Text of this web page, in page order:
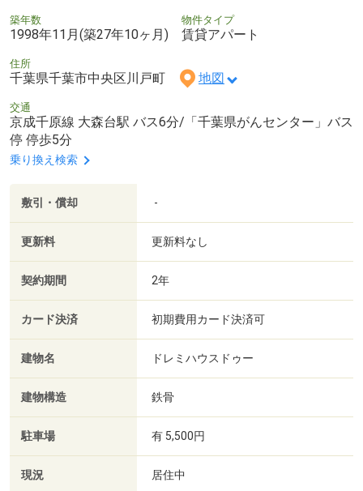
築年数
1998年11月(築27年10ヶ月)
物件タイプ
賃貸アパート
住所
千葉県千葉市中央区川戸町 地図
交通
京成千原線 大森台駅 バス6分/「千葉県がんセンター」バス
停 停歩5分
乗り換え検索
敷引・償却 -
更新料 更新料なし
契約期間 2年
カード決済 初期費用カード決済可
建物名 ドレミハウスドゥー
建物構造 鉄骨
駐車場 有 5,500円
現況 居住中